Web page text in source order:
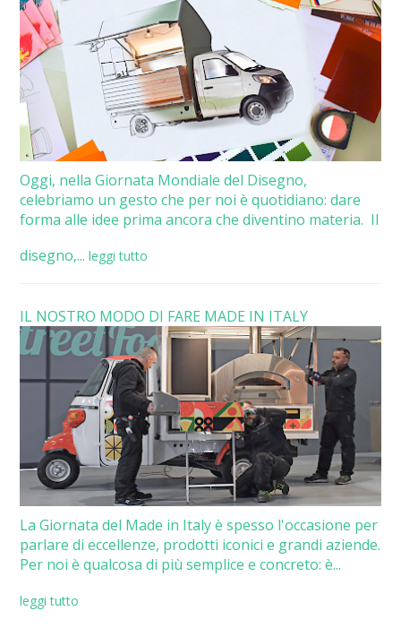
Oggi, nella Giornata Mondiale del Disegno,
celebriamo un gesto che per noi è quotidiano: dare
forma alle idee prima ancora che diventino materia. Il
disegno,... leggi tutto
IL NOSTRO MODO DI FARE MADE IN ITALY
La Giornata del Made in Italy è spesso l'occasione per
parlare di eccellenze, prodotti iconici e grandi aziende.
Per noi è qualcosa di più semplice e concreto: è...
leggi tutto